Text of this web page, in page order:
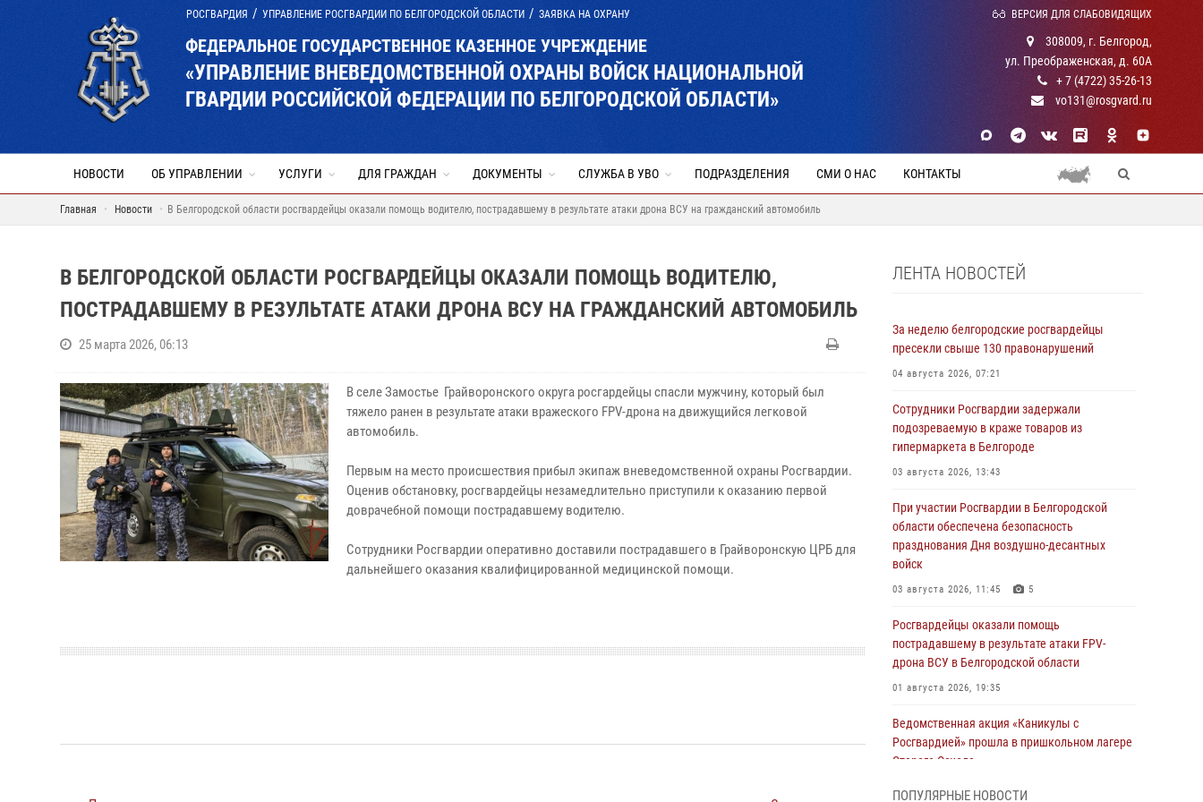
РОСГВАРДИЯ УПРАВЛЕНИЕ РОСГВАРДИИ ПО БЕЛГОРОДСКОЙ ОБЛАСТИ ЗАЯВКА НА ОХРАНУ ВЕРСИЯ ДЛЯ СЛАБОВИДЯЩИХ
ФЕДЕРАЛЬНОЕ ГОСУДАРСТВЕННОЕ КАЗЕННОЕ УЧРЕЖДЕНИЕ
«УПРАВЛЕНИЕ ВНЕВЕДОМСТВЕННОЙ ОХРАНЫ ВОЙСК НАЦИОНАЛЬНОЙ
ГВАРДИИ РОССИЙСКОЙ ФЕДЕРАЦИИ ПО БЕЛГОРОДСКОЙ ОБЛАСТИ»
308009, г. Белгород,
ул. Преображенская, д. 60А
+ 7 (4722) 35-26-13
vo131@rosgvard.ru
НОВОСТИ ОБ УПРАВЛЕНИИ УСЛУГИ ДЛЯ ГРАЖДАН ДОКУМЕНТЫ СЛУЖБА В УВО ПОДРАЗДЕЛЕНИЯ СМИ О НАС КОНТАКТЫ
Главная Новости В Белгородской области росгвардейцы оказали помощь водителю, пострадавшему в результате атаки дрона ВСУ на гражданский автомобиль
В БЕЛГОРОДСКОЙ ОБЛАСТИ РОСГВАРДЕЙЦЫ ОКАЗАЛИ ПОМОЩЬ ВОДИТЕЛЮ,
ПОСТРАДАВШЕМУ В РЕЗУЛЬТАТЕ АТАКИ ДРОНА ВСУ НА ГРАЖДАНСКИЙ АВТОМОБИЛЬ
25 марта 2026, 06:13
В селе Замостье Грайворонского округа росгардейцы спасли мужчину, который был
тяжело ранен в результате атаки вражеского FPV-дрона на движущийся легковой
автомобиль.
Первым на место происшествия прибыл экипаж вневедомственной охраны Росгвардии.
Оценив обстановку, росгвардейцы незамедлительно приступили к оказанию первой
доврачебной помощи пострадавшему водителю.
Сотрудники Росгвардии оперативно доставили пострадавшего в Грайворонскую ЦРБ для
дальнейшего оказания квалифицированной медицинской помощи.
ЛЕНТА НОВОСТЕЙ
За неделю белгородские росгвардейцы
пресекли свыше 130 правонарушений
04 августа 2026, 07:21
Сотрудники Росгвардии задержали
подозреваемую в краже товаров из
гипермаркета в Белгороде
03 августа 2026, 13:43
При участии Росгвардии в Белгородской
области обеспечена безопасность
празднования Дня воздушно-десантных
войск
03 августа 2026, 11:45 5
Росгвардейцы оказали помощь
пострадавшему в результате атаки FPV-
дрона ВСУ в Белгородской области
01 августа 2026, 19:35
Ведомственная акция «Каникулы с
Росгвардией» прошла в пришкольном лагере
Старого Оскола
ПОПУЛЯРНЫЕ НОВОСТИ